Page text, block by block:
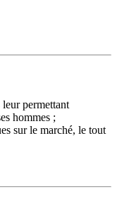
leur permettant
hommes ;
sur le marché, le tout